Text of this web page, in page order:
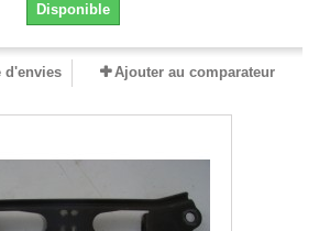
Disponible
d'envies Ajouter au comparateur